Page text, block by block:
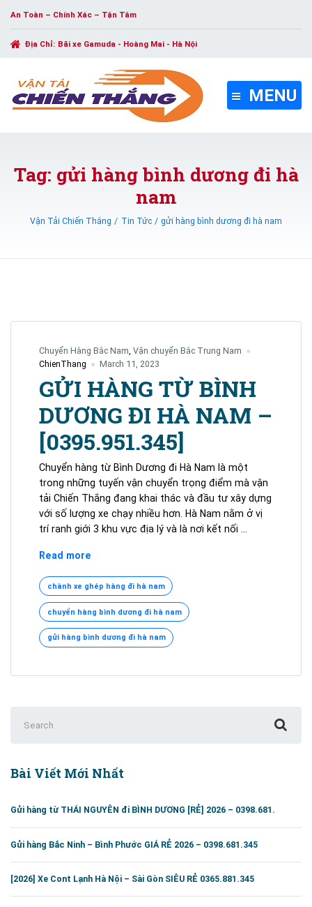
An Toàn – Chính Xác – Tận Tâm
Địa Chỉ: Bãi xe Gamuda - Hoàng Mai - Hà Nội
MENU
Tag: gửi hàng bình dương đi hà
nam
Vận Tải Chiến Thắng Tin Tức gửi hàng bình dương đi hà nam
Chuyển Hàng Bắc Nam, Vận chuyển Bắc Trung Nam
ChienThang
March 11, 2023
GỬI HÀNG TỪ BÌNH
DƯƠNG ĐI HÀ NAM –
[0395.951.345]
Chuyển hàng từ Bình Dương đi Hà Nam là một
trong những tuyến vận chuyển trọng điểm mà vận
tải Chiến Thắng đang khai thác và đầu tư xây dựng
với số lượng xe chạy nhiều hơn. Hà Nam nằm ở vị
trí ranh giới 3 khu vực địa lý và là nơi kết nối …
Read more
TỪ
BÌNH
DƯƠNG
ĐI
HÀ
–
chành xe ghép hàng đi hà nam
chuyển hàng bình dương đi hà nam
gửi hàng bình dương đi hà nam
for:
Bài Viết Mới Nhất
Gửi hàng từ THÁI NGUYÊN đi BÌNH DƯƠNG [RẺ] 2026 – 0398.681.
Gửi hàng Bắc Ninh – Bình Phước GIÁ RẺ 2026 – 0398.681.345
[2026] Xe Cont Lạnh Hà Nội – Sài Gòn SIÊU RẺ 0365.881.345